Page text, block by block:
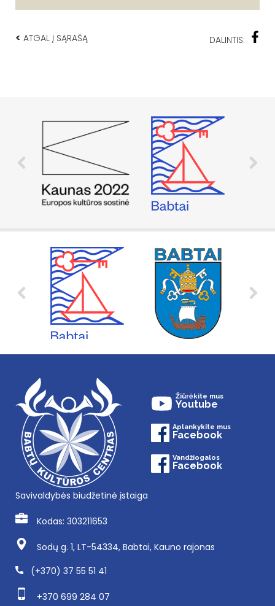
< ATGAL Į SĄRAŠĄ DALINTIS:
Žiūrėkite mus
Youtube
Aplankykite mus
Facebook
Vandžiogalos
Facebook
Savivaldybės biudžetinė įstaiga
Kodas: 303211653
Sodų g. 1, LT-54334, Babtai, Kauno rajonas
(+370) 37 55 51 41
+370 699 284 07